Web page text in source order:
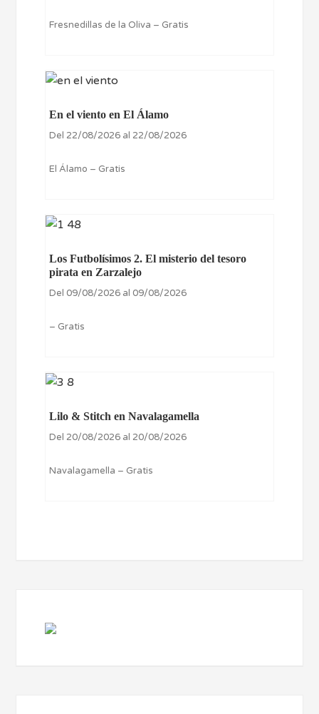
Fresnedillas de la Oliva – Gratis
En el viento en El Álamo
Del 22/08/2026 al 22/08/2026
El Álamo – Gratis
Los Futbolísimos 2. El misterio del tesoro
pirata en Zarzalejo
Del 09/08/2026 al 09/08/2026
– Gratis
Lilo & Stitch en Navalagamella
Del 20/08/2026 al 20/08/2026
Navalagamella – Gratis